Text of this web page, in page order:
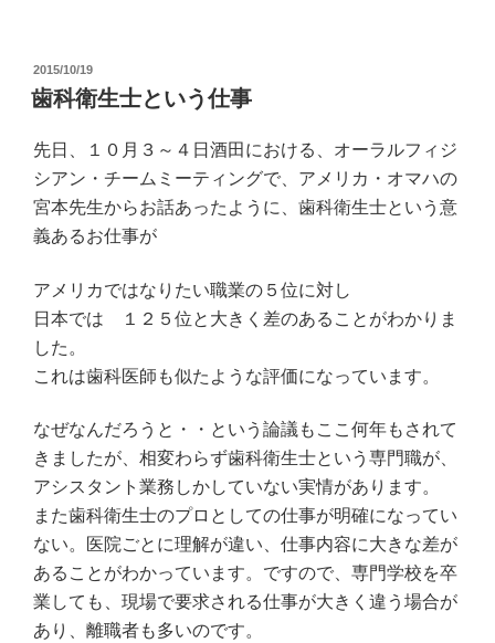
投
稿
日:
2015/10/19
歯科衛生士という仕事
先日、１０月３～４日酒田における、オーラルフィジ
シアン・チームミーティングで、アメリカ・オマハの
宮本先生からお話あったように、歯科衛生士という意
義あるお仕事が
アメリカではなりたい職業の５位に対し
日本では １２５位と大きく差のあることがわかりま
した。
これは歯科医師も似たような評価になっています。
なぜなんだろうと・・という論議もここ何年もされて
きましたが、相変わらず歯科衛生士という専門職が、
アシスタント業務しかしていない実情があります。
また歯科衛生士のプロとしての仕事が明確になってい
ない。医院ごとに理解が違い、仕事内容に大きな差が
あることがわかっています。ですので、専門学校を卒
業しても、現場で要求される仕事が大きく違う場合が
あり、離職者も多いのです。